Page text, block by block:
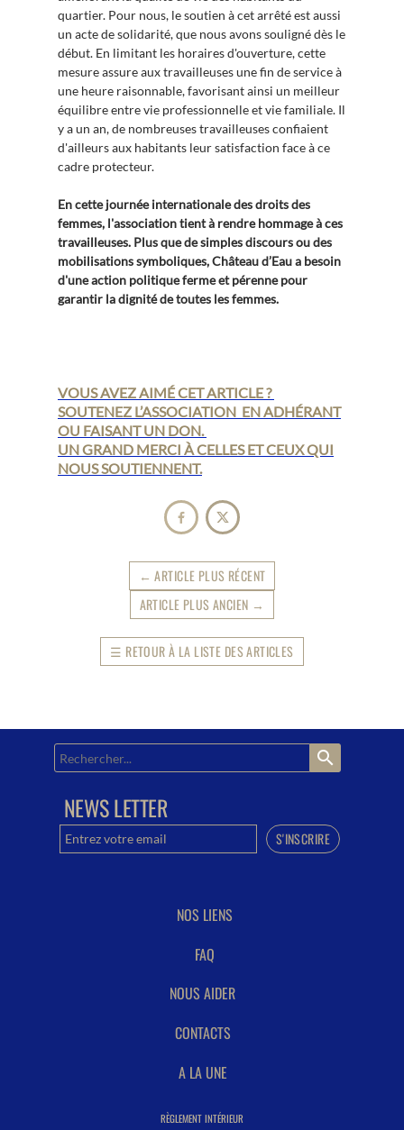
NOS LIENS
FAQ
RÈGLEMENT INTÉRIEUR
search
NOUS AIDER
CONTACTS
A LA UNE
NEWS LETTER
quartier. Pour nous, le soutien à cet arrêté est aussi
un acte de solidarité, que nous avons souligné dès le
début. En limitant les horaires d'ouverture, cette
mesure assure aux travailleuses une fin de service à
une heure raisonnable, favorisant ainsi un meilleur
équilibre entre vie professionnelle et vie familiale. Il
y a un an, de nombreuses travailleuses confiaient
d'ailleurs aux habitants leur satisfaction face à ce
cadre protecteur.
En cette journée internationale des droits des
femmes, l'association tient à rendre hommage à ces
travailleuses. Plus que de simples discours ou des
mobilisations symboliques, Château d’Eau a besoin
d'une action politique ferme et pérenne pour
garantir la dignité de toutes les femmes.
VOUS AVEZ AIMÉ CET ARTICLE ?
SOUTENEZ L’ASSOCIATION EN ADHÉRANT
OU FAISANT UN DON.
UN GRAND MERCI À CELLES ET CEUX QUI
NOUS SOUTIENNENT.
 
←ARTICLE PLUS RÉCENT
ARTICLE PLUS ANCIEN →
☰ RETOUR À LA LISTE DES ARTICLES